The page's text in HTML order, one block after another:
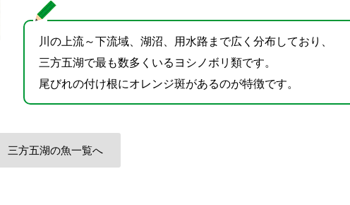
川の上流～下流域、湖沼、用水路まで広く分布しており、
三方五湖で最も数多くいるヨシノボリ類です。
尾びれの付け根にオレンジ斑があるのが特徴です。
三方五湖の魚一覧へ